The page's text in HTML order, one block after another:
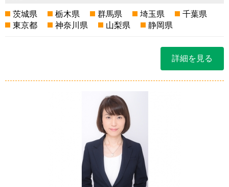
茨城県 栃木県 群馬県 埼玉県
千葉県
東京都
神奈川県 山梨県 静岡県
詳細を見る